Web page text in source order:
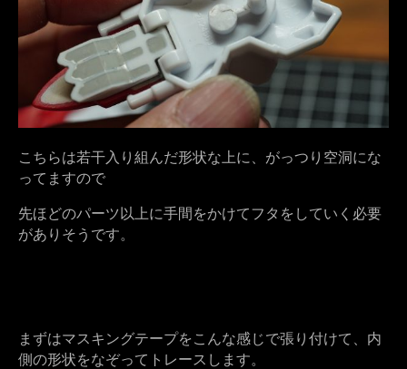
こちらは若干入り組んだ形状な上に、がっつり空洞にな
ってますので
先ほどのパーツ以上に手間をかけてフタをしていく必要
がありそうです。
まずはマスキングテープをこんな感じで張り付けて、内
側の形状をなぞってトレースします。